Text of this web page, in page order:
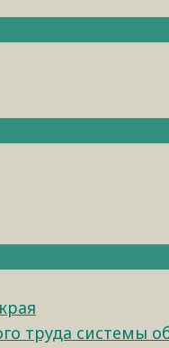
труда системы